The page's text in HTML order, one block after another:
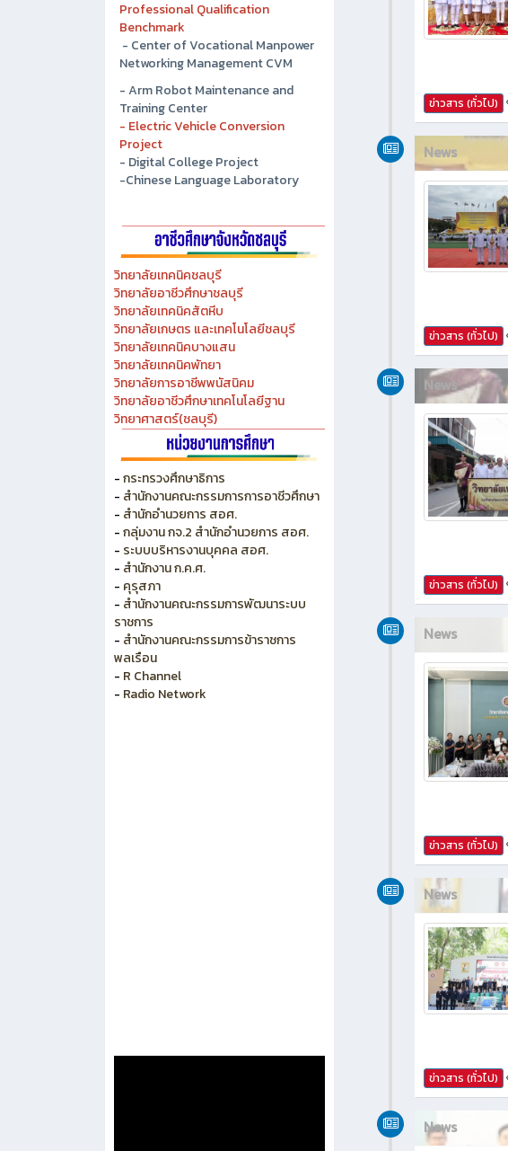
- Chonburi Technical College
Industrial Artificial Intelligent
Center: CTC- IAI Center
- Based Curriculum and National
Professional Qualification
Benchmark
- Center of Vocational Manpower
Networking Management CVM
- Arm Robot Maintenance and
Training Center
- Digital College Project
-Chinese Language Laboratory
วิทยาลัยเทคนิคชลบุรี
วิทยาลัยอาชีวศึกษาชลบุรี
วิทยาลัยเทคนิคสัตหีบ
วิทยาลัยเกษตร และเทคโนโลยีชลบุรี
วิทยาลัยเทคนิคบางแสน
วิทยาลัยเทคนิคพัทยา
วิทยาลัยการอาชีพพนัสนิคม
วิทยาลัยอาชีวศึกษาเทคโนโลยีฐาน
วิทยาศาสตร์(ชลบุรี)
- กระทรวงศึกษาธิการ
- สำนักงานคณะกรรมการการอาชีวศึกษา
- สำนักอำนวยการ สอศ.
- กลุ่มงาน กจ.2 สำนักอำนวยการ สอศ.
-ระบบบริหารงานบุคคล สอศ.
- สำนักงาน ก.ค.ศ.
-คุรุสภา
- สำนักงานคณะกรรมการพัฒนาระบบ
ราชการ
ข่าวสาร (ทั่วไป)
News
ข่าวสาร (ทั่วไป)
News
ข่าวสาร (ทั่วไป)
News